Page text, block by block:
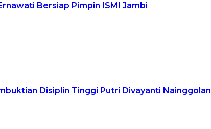
Bersiap Pimpin ISMI Jambi
Disiplin Tinggi Putri Divayanti Nainggolan